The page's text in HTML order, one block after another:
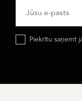
Piekrītu saņemt